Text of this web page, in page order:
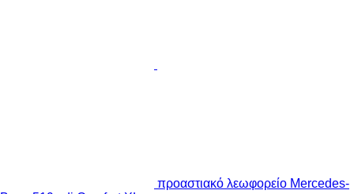
προαστιακό λεωφορείο Mercedes-